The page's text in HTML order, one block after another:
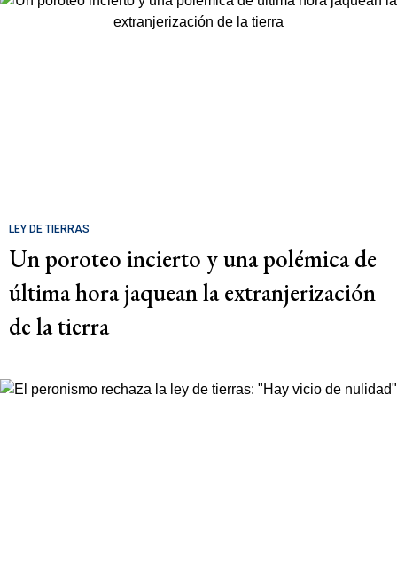
LEY DE TIERRAS
Un poroteo incierto y una polémica de
última hora jaquean la extranjerización
de la tierra